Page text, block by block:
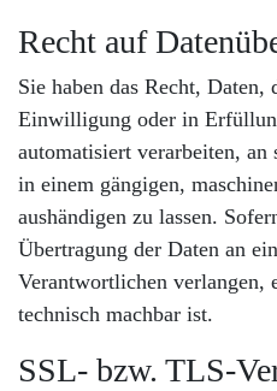
Recht auf
Sie haben das Recht,
Einwilligung oder in
automatisiert verarbeiten,
in einem gängigen,
aushändigen zu lassen.
Übertragung der Daten an
Verantwortlichen verlangen,
technisch machbar ist.
SSL- bzw. TLS-